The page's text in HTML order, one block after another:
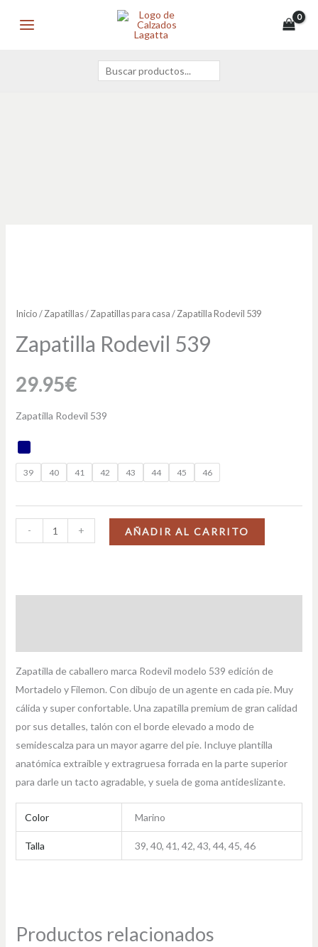
Buscar
Inicio/Zapatillas/Zapatillas para casa/ Zapatilla Rodevil 539
Zapatilla Rodevil 539
29.95€
Zapatilla Rodevil 539
39 40 41 42 43 44 45 46
- + AÑADIR AL CARRITO
Zapatilla de caballero marca Rodevil modelo 539 edición de
Mortadelo y Filemon. Con dibujo de un agente en cada pie. Muy
cálida y super confortable. Una zapatilla premium de gran calidad
por sus detalles, talón con el borde elevado a modo de
semidescalza para un mayor agarre del pie. Incluye plantilla
anatómica extraible y extragruesa forrada en la parte superior
para darle un tacto agradable, y suela de goma antideslizante.
Color Marino
Talla 39, 40, 41, 42, 43, 44, 45, 46
Productos relacionados